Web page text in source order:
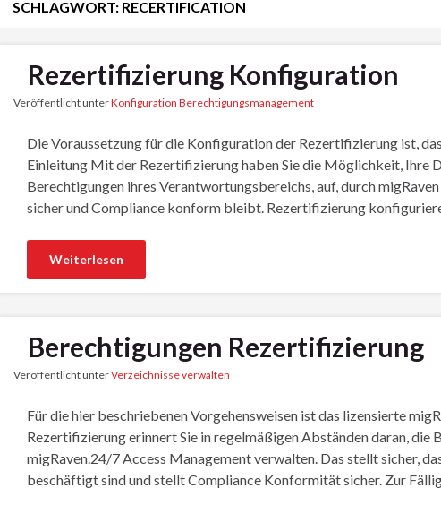
SCHLAGWORT: RECERTIFICATION
Rezertifizierung Konfiguration
Veröffentlicht unterKonfiguration Berechtigungsmanagement
Die Voraussetzung für die Konfiguration der Rezertifizierung ist,
Einleitung Mit der Rezertifizierung haben Sie die Möglichkeit, Ihre
Berechtigungen ihres Verantwortungsbereichs, auf, durch
sicher und Compliance konform bleibt. Rezertifizierung
Weiterlesen
Berechtigungen Rezertifizierung
Veröffentlicht unterVerzeichnisse verwalten
Für die hier beschriebenen Vorgehensweisen ist das lizensierte
Rezertifizierung erinnert Sie in regelmäßigen Abständen daran, die
migRaven.24/7 Access Management verwalten. Das stellt sicher,
beschäftigt sind und stellt Compliance Konformität sicher. Zur